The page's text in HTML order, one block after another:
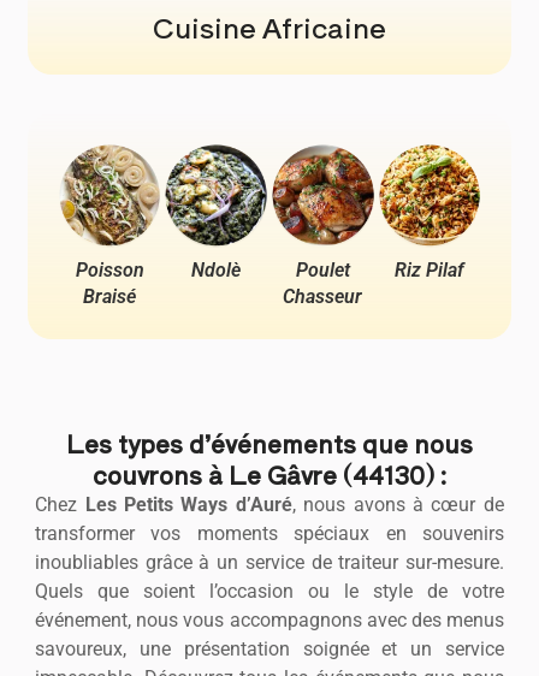
Cuisine Africaine
Poisson
Braisé
Ndolè
Poulet
Chasseur
Riz Pilaf
Les types d’événements que nous
couvrons à Le Gâvre (44130) :
Chez Les Petits Ways d’Auré, nous avons à cœur de
transformer vos moments spéciaux en souvenirs
inoubliables grâce à un service de traiteur sur-mesure.
Quels que soient l’occasion ou le style de votre
événement, nous vous accompagnons avec des menus
savoureux, une présentation soignée et un service